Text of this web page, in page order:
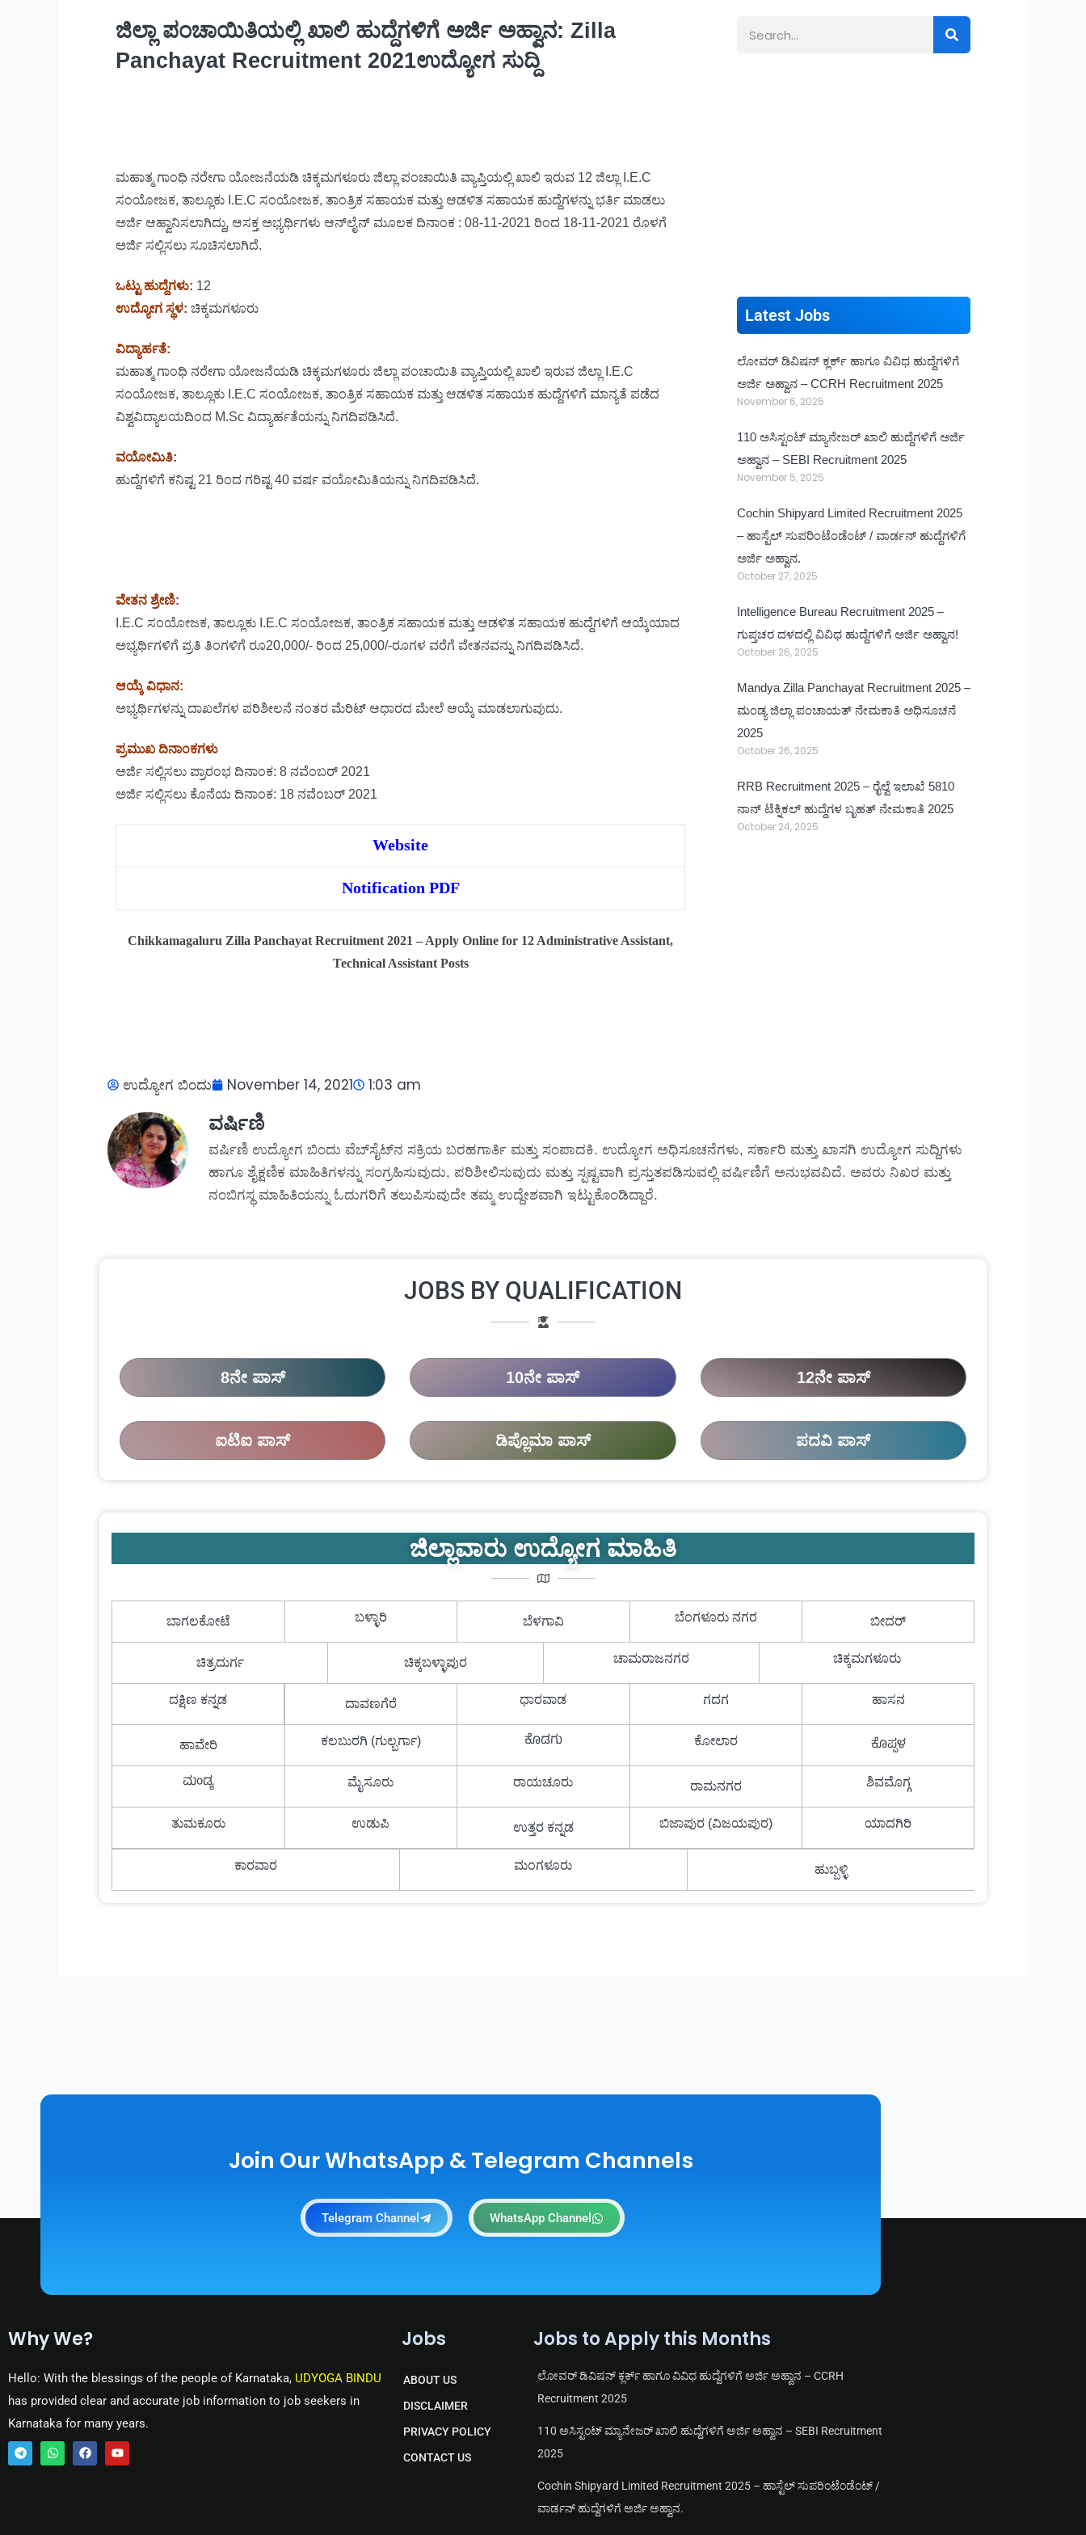
ಜಿಲ್ಲಾ ಪಂಚಾಯಿತಿಯಲ್ಲಿ ಖಾಲಿ ಹುದ್ದೆಗಳಿಗೆ ಅರ್ಜಿ ಅಹ್ವಾನ: Zilla
Panchayat Recruitment 2021ಉದ್ಯೋಗ ಸುದ್ದಿ
ಮಹಾತ್ಮ ಗಾಂಧಿ ನರೇಗಾ ಯೋಜನೆಯಡಿ ಚಿಕ್ಕಮಗಳೂರು ಜಿಲ್ಲಾ ಪಂಚಾಯಿತಿ ವ್ಯಾಪ್ತಿಯಲ್ಲಿ ಖಾಲಿ ಇರುವ 12 ಜಿಲ್ಲಾ I.E.C
ಸಂಯೋಜಕ, ತಾಲ್ಲೂಕು I.E.C ಸಂಯೋಜಕ, ತಾಂತ್ರಿಕ ಸಹಾಯಕ ಮತ್ತು ಆಡಳಿತ ಸಹಾಯಕ ಹುದ್ದೆಗಳನ್ನು ಭರ್ತಿ ಮಾಡಲು
ಅರ್ಜಿ ಆಹ್ವಾನಿಸಲಾಗಿದ್ದು, ಆಸಕ್ತ ಅಭ್ಯರ್ಥಿಗಳು ಆನ್‌ಲೈನ್ ಮೂಲಕ ದಿನಾಂಕ : 08-11-2021 ರಿಂದ 18-11-2021 ರೊಳಗೆ
ಅರ್ಜಿ ಸಲ್ಲಿಸಲು ಸೂಚಿಸಲಾಗಿದೆ.
ಒಟ್ಟು ಹುದ್ದೆಗಳು: 12
ಉದ್ಯೋಗ ಸ್ಥಳ: ಚಿಕ್ಕಮಗಳೂರು
ವಿದ್ಯಾರ್ಹತೆ:
ಮಹಾತ್ಮ ಗಾಂಧಿ ನರೇಗಾ ಯೋಜನೆಯಡಿ ಚಿಕ್ಕಮಗಳೂರು ಜಿಲ್ಲಾ ಪಂಚಾಯಿತಿ ವ್ಯಾಪ್ತಿಯಲ್ಲಿ ಖಾಲಿ ಇರುವ ಜಿಲ್ಲಾ I.E.C
ಸಂಯೋಜಕ, ತಾಲ್ಲೂಕು I.E.C ಸಂಯೋಜಕ, ತಾಂತ್ರಿಕ ಸಹಾಯಕ ಮತ್ತು ಆಡಳಿತ ಸಹಾಯಕ ಹುದ್ದೆಗಳಿಗೆ ಮಾನ್ಯತೆ ಪಡೆದ
ವಿಶ್ವವಿದ್ಯಾಲಯದಿಂದ M.Sc ವಿದ್ಯಾರ್ಹತೆಯನ್ನು ನಿಗದಿಪಡಿಸಿದೆ.
ವಯೋಮಿತಿ:
ಹುದ್ದೆಗಳಿಗೆ ಕನಿಷ್ಟ 21 ರಿಂದ ಗರಿಷ್ಟ 40 ವರ್ಷ ವಯೋಮಿತಿಯನ್ನು ನಿಗದಿಪಡಿಸಿದೆ.
ವೇತನ ಶ್ರೇಣಿ:
I.E.C ಸಂಯೋಜಕ, ತಾಲ್ಲೂಕು I.E.C ಸಂಯೋಜಕ, ತಾಂತ್ರಿಕ ಸಹಾಯಕ ಮತ್ತು ಆಡಳಿತ ಸಹಾಯಕ ಹುದ್ದೆಗಳಿಗೆ ಆಯ್ಕೆಯಾದ
ಅಭ್ಯರ್ಥಿಗಳಿಗೆ ಪ್ರತಿ ತಿಂಗಳಿಗೆ ರೂ20,000/- ರಿಂದ 25,000/-ರೂಗಳ ವರೆಗೆ ವೇತನವನ್ನು ನಿಗದಿಪಡಿಸಿದೆ.
ಆಯ್ಕೆ ವಿಧಾನ:
ಅಭ್ಯರ್ಥಿಗಳನ್ನು ದಾಖಲೆಗಳ ಪರಿಶೀಲನೆ ನಂತರ ಮೆರಿಟ್ ಆಧಾರದ ಮೇಲೆ ಆಯ್ಕೆ ಮಾಡಲಾಗುವುದು.
ಪ್ರಮುಖ ದಿನಾಂಕಗಳು
ಅರ್ಜಿ ಸಲ್ಲಿಸಲು ಪ್ರಾರಂಭ ದಿನಾಂಕ: 8 ನವೆಂಬರ್ 2021
ಅರ್ಜಿ ಸಲ್ಲಿಸಲು ಕೊನೆಯ ದಿನಾಂಕ: 18 ನವೆಂಬರ್ 2021
Website
Notification PDF
Chikkamagaluru Zilla Panchayat Recruitment 2021 – Apply Online for 12 Administrative Assistant,
Technical Assistant Posts
Search
Latest Jobs
ಲೋವರ್ ಡಿವಿಷನ್ ಕ್ಲರ್ಕ್ ಹಾಗೂ ವಿವಿಧ ಹುದ್ದೆಗಳಿಗೆ
ಅರ್ಜಿ ಅಹ್ವಾನ – CCRH Recruitment 2025
November 6, 2025
110 ಅಸಿಸ್ಟಂಟ್ ಮ್ಯಾನೇಜರ್ ಖಾಲಿ ಹುದ್ದೆಗಳಿಗೆ ಅರ್ಜಿ
ಅಹ್ವಾನ – SEBI Recruitment 2025
November 5, 2025
Cochin Shipyard Limited Recruitment 2025
– ಹಾಸ್ಟೆಲ್ ಸುಪರಿಂಟೆಂಡೆಂಟ್ / ವಾರ್ಡನ್ ಹುದ್ದೆಗಳಿಗೆ
ಅರ್ಜಿ ಅಹ್ವಾನ.
October 27, 2025
Intelligence Bureau Recruitment 2025 –
ಗುಪ್ತಚರ ದಳದಲ್ಲಿ ವಿವಿಧ ಹುದ್ದೆಗಳಿಗೆ ಅರ್ಜಿ ಅಹ್ವಾನ!
October 26, 2025
Mandya Zilla Panchayat Recruitment 2025 –
ಮಂಡ್ಯ ಜಿಲ್ಲಾ ಪಂಚಾಯತ್ ನೇಮಕಾತಿ ಅಧಿಸೂಚನೆ
2025
October 26, 2025
RRB Recruitment 2025 – ರೈಲ್ವೆ ಇಲಾಖೆ 5810
ನಾನ್ ಟೆಕ್ನಿಕಲ್ ಹುದ್ದೆಗಳ ಬೃಹತ್ ನೇಮಕಾತಿ 2025
October 24, 2025
ಉದ್ಯೋಗ ಬಿಂದು November 14, 2021 1:03 am
ವರ್ಷಿಣಿ
ವರ್ಷಿಣಿ ಉದ್ಯೋಗ ಬಿಂದು ವೆಬ್‌ಸೈಟ್‌ನ ಸಕ್ರಿಯ ಬರಹಗಾರ್ತಿ ಮತ್ತು ಸಂಪಾದಕಿ. ಉದ್ಯೋಗ ಅಧಿಸೂಚನೆಗಳು, ಸರ್ಕಾರಿ ಮತ್ತು ಖಾಸಗಿ ಉದ್ಯೋಗ ಸುದ್ದಿಗಳು
ಹಾಗೂ ಶೈಕ್ಷಣಿಕ ಮಾಹಿತಿಗಳನ್ನು ಸಂಗ್ರಹಿಸುವುದು, ಪರಿಶೀಲಿಸುವುದು ಮತ್ತು ಸ್ಪಷ್ಟವಾಗಿ ಪ್ರಸ್ತುತಪಡಿಸುವಲ್ಲಿ ವರ್ಷಿಣಿಗೆ ಅನುಭವವಿದೆ. ಅವರು ನಿಖರ ಮತ್ತು
ನಂಬಿಗಸ್ಥ ಮಾಹಿತಿಯನ್ನು ಓದುಗರಿಗೆ ತಲುಪಿಸುವುದೇ ತಮ್ಮ ಉದ್ದೇಶವಾಗಿ ಇಟ್ಟುಕೊಂಡಿದ್ದಾರೆ.
JOBS BY QUALIFICATION
8ನೇ ಪಾಸ್ 10ನೇ ಪಾಸ್ 12ನೇ ಪಾಸ್
ಐಟಿಐ ಪಾಸ್ ಡಿಪ್ಲೊಮಾ ಪಾಸ್ ಪದವಿ ಪಾಸ್
ಜಿಲ್ಲಾವಾರು ಉದ್ಯೋಗ ಮಾಹಿತಿ
ಬಾಗಲಕೋಟೆ ಬಳ್ಳಾರಿ ಬೆಳಗಾವಿ ಬೆಂಗಳೂರು ನಗರ ಬೀದರ್
ಚಿತ್ರದುರ್ಗ ಚಿಕ್ಕಬಳ್ಳಾಪುರ ಚಾಮರಾಜನಗರ ಚಿಕ್ಕಮಗಳೂರು
ದಕ್ಷಿಣ ಕನ್ನಡ ದಾವಣಗೆರೆ ಧಾರವಾಡ ಗದಗ ಹಾಸನ
ಹಾವೇರಿ ಕಲಬುರಗಿ (ಗುಲ್ಬರ್ಗಾ) ಕೊಡಗು ಕೋಲಾರ
ಕೊಪ್ಪಳ
ಮಂಡ್ಯ
ಮೈಸೂರು ರಾಯಚೂರು ರಾಮನಗರ ಶಿವಮೊಗ್ಗ
ತುಮಕೂರು ಉಡುಪಿ ಉತ್ತರ ಕನ್ನಡ ಬಿಜಾಪುರ (ವಿಜಯಪುರ) ಯಾದಗಿರಿ
ಕಾರವಾರ ಮಂಗಳೂರು ಹುಬ್ಬಳ್ಳಿ
Join Our WhatsApp & Telegram Channels
Telegram Channel WhatsApp Channel
Why We?
Hello: With the blessings of the people of Karnataka, UDYOGA BINDU
has provided clear and accurate job information to job seekers in
Karnataka for many years.
T W F Y
Jobs
ABOUT US
DISCLAIMER
PRIVACY POLICY
CONTACT US
Jobs to Apply this Months
ಲೋವರ್ ಡಿವಿಷನ್ ಕ್ಲರ್ಕ್ ಹಾಗೂ ವಿವಿಧ ಹುದ್ದೆಗಳಿಗೆ ಅರ್ಜಿ ಅಹ್ವಾನ – CCRH
Recruitment 2025
110 ಅಸಿಸ್ಟಂಟ್ ಮ್ಯಾನೇಜರ್ ಖಾಲಿ ಹುದ್ದೆಗಳಿಗೆ ಅರ್ಜಿ ಅಹ್ವಾನ – SEBI Recruitment
2025
Cochin Shipyard Limited Recruitment 2025 – ಹಾಸ್ಟೆಲ್ ಸುಪರಿಂಟೆಂಡೆಂಟ್ /
ವಾರ್ಡನ್ ಹುದ್ದೆಗಳಿಗೆ ಅರ್ಜಿ ಅಹ್ವಾನ.